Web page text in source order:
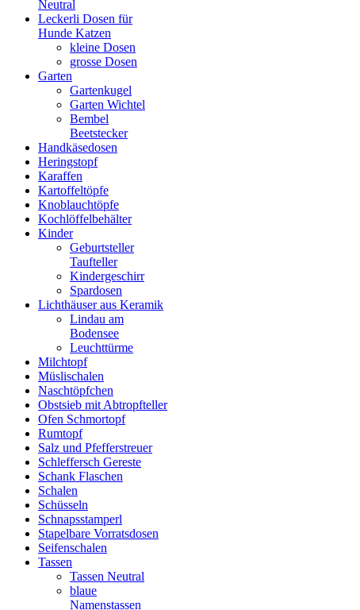
Neutral
Leckerli Dosen für
Hunde Katzen
kleine Dosen
grosse Dosen
Garten
Gartenkugel
Garten Wichtel
Bembel
Beetstecker
Handkäsedosen
Heringstopf
Karaffen
Kartoffeltöpfe
Knoblauchtöpfe
Kochlöffelbehälter
Kinder
Geburtsteller
Taufteller
Kindergeschirr
Spardosen
Lichthäuser aus Keramik
Lindau am
Bodensee
Leuchttürme
Milchtopf
Müslischalen
Naschtöpfchen
Obstsieb mit Abtropfteller
Ofen Schmortopf
Rumtopf
Salz und Pfefferstreuer
Schleffersch Gereste
Schank Flaschen
Schalen
Schüsseln
Schnapsstamperl
Stapelbare Vorratsdosen
Seifenschalen
Tassen
Tassen Neutral
blaue
Namenstassen